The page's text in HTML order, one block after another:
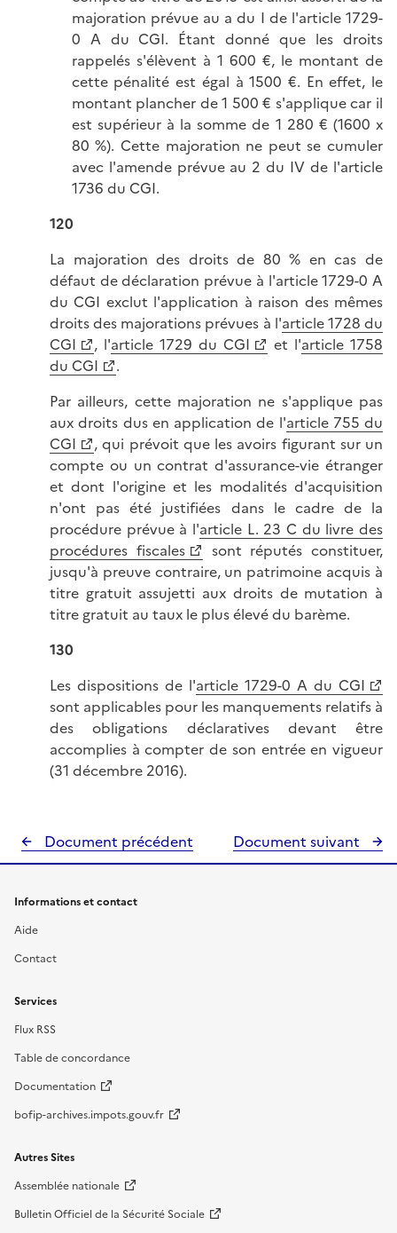
majoration prévue au a du I de l'article 1729-
0 A du CGI. Étant donné que les droits
rappelés s'élèvent à 1 600 €, le montant de
cette pénalité est égal à 1500 €. En effet, le
montant plancher de 1 500 € s'applique car il
est supérieur à la somme de 1 280 € (1600 x
80 %). Cette majoration ne peut se cumuler
avec l'amende prévue au 2 du IV de l'article
1736 du CGI.
120
La majoration des droits de 80 % en cas de
défaut de déclaration prévue à l'article 1729-0 A
du CGI exclut l'application à raison des mêmes
droits des majorations prévues à l'article 1728 du
CGI
, l'article 1729 du CGI et l'article 1758
du CGI
.
Par ailleurs, cette majoration ne s'applique pas
aux droits dus en application de l'article 755 du
CGI
, qui prévoit que les avoirs figurant sur un
compte ou un contrat d'assurance-vie étranger
et dont l'origine et les modalités d'acquisition
n'ont pas été justifiées dans le cadre de la
procédure prévue à l'article L. 23 C du livre des
procédures fiscales
sont réputés constituer,
jusqu'à preuve contraire, un patrimoine acquis à
titre gratuit assujetti aux droits de mutation à
titre gratuit au taux le plus élevé du barème.
130
Les dispositions de l'article 1729-0 A du CGI
sont applicables pour les manquements relatifs à
des obligations déclaratives devant être
accomplies à compter de son entrée en vigueur
(31 décembre 2016).
Document précédent Document suivant
Informations et contact
Aide
Contact
Services
Flux RSS
Table de concordance
Documentation
bofip-archives.impots.gouv.fr
Autres Sites
Assemblée nationale
Bulletin Officiel de la Sécurité Sociale